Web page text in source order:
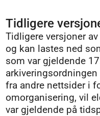
Tidligere
Tidligere versjoner
og kan lastes ned
som var gjeldende
fra andre nettsider i
omorganisering, vil
var gjeldende på